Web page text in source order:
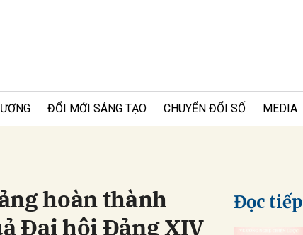
ĐỔI MỚI SÁNG TẠO CHUYỂN ĐỔI SỐ MEDIA
hoàn thành
Đại hội Đảng XIV
Đọc tiếp